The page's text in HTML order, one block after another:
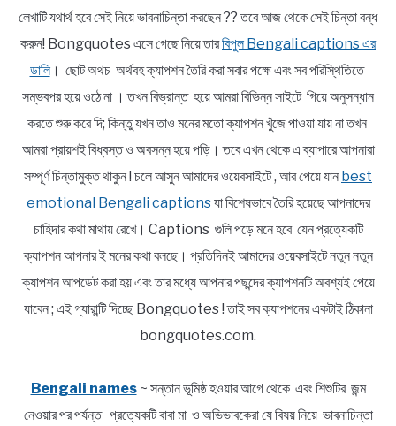
লেখাটি যথার্থ হবে সেই নিয়ে ভাবনাচিন্তা করছেন ?? তবে আজ থেকে সেই চিন্তা বন্ধ
করুন! Bongquotes এসে গেছে নিয়ে তারবিপুল Bengali captions এর
ডালি। ছোট অথচ অর্থবহ ক্যাপশন তৈরি করা সবার পক্ষে এবং সব পরিস্থিতিতে
সম্ভবপর হয়ে ওঠে না । তখন বিভ্রান্ত হয়ে আমরা বিভিন্ন সাইটে গিয়ে অনুসন্ধান
করতে শুরু করে দি; কিন্তু যখন তাও মনের মতো ক্যাপশন খুঁজে পাওয়া যায় না তখন
আমরা প্রায়শই বিধ্বস্ত ও অবসন্ন হয়ে পড়ি। তবে এখন থেকে এ ব্যাপারে আপনারা
সম্পূর্ণ চিন্তামুক্ত থাকুন ! চলে আসুন আমাদের ওয়েবসাইটে , আর পেয়ে যান best
emotional Bengali captionsযা বিশেষভাবে তৈরি হয়েছে আপনাদের
চাহিদার কথা মাথায় রেখে। Captions গুলি পড়ে মনে হবে যেন প্রত্যেকটি
ক্যাপশন আপনার ই মনের কথা বলছে। প্রতিদিনই আমাদের ওয়েবসাইটে নতুন নতুন
ক্যাপশন আপডেট করা হয় এবং তার মধ্যে আপনার পছন্দের ক্যাপশনটি অবশ্যই পেয়ে
যাবেন ; এই গ্যারান্টি দিচ্ছে Bongquotes ! তাই সব ক্যাপশনের একটাই ঠিকানা
bongquotes.com.
Bengali names~ সন্তান ভূমিষ্ঠ হওয়ার আগে থেকে এবং শিশুটির জন্ম
নেওয়ার পর পর্যন্ত প্রত্যেকটি বাবা মা ও অভিভাবকেরা যে বিষয় নিয়ে ভাবনাচিন্তা